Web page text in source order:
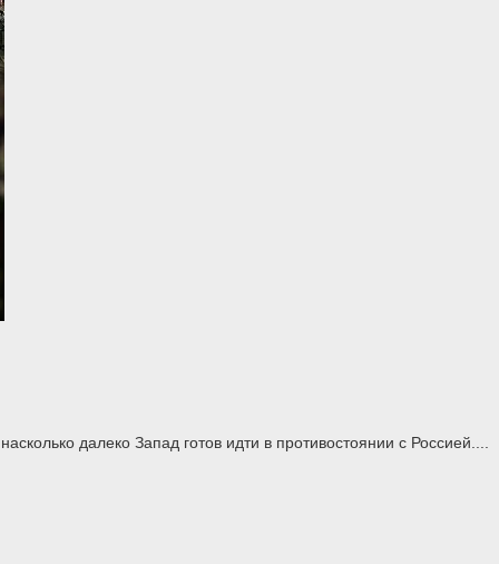
далеко Запад готов идти в противостоянии с Россией....